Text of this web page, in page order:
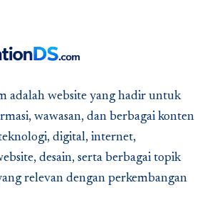
adalah website yang hadir untuk
wawasan, dan berbagai konten
digital, internet,
desain, serta berbagai topik
relevan dengan perkembangan